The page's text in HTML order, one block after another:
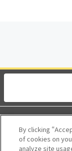
動作環境
利用規約
By clicking
of cookies on
analyze site